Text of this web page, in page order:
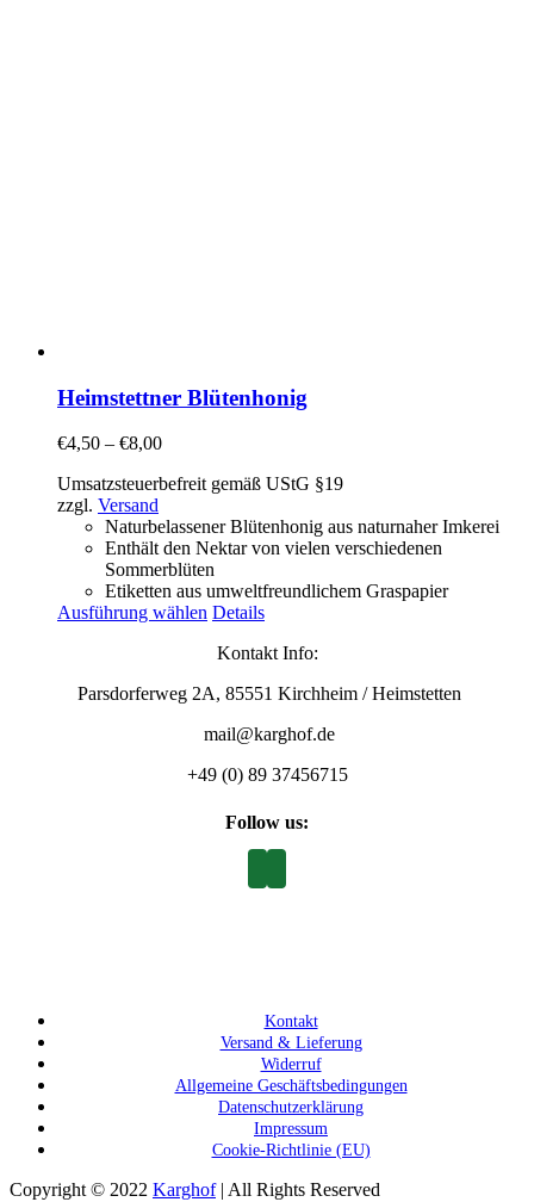
Heimstettner Blütenhonig
€4,50 – €8,00
Umsatzsteuerbefreit gemäß UStG §19
zzgl. Versand
Naturbelassener Blütenhonig aus naturnaher Imkerei
Enthält den Nektar von vielen verschiedenen
Sommerblüten
Etiketten aus umweltfreundlichem Graspapier
Ausführung wählen Details
Kontakt Info:
Parsdorferweg 2A, 85551 Kirchheim / Heimstetten
mail@karghof.de
+49 (0) 89 37456715
Follow us:
Kontakt
Versand & Lieferung
Widerruf
Allgemeine Geschäftsbedingungen
Datenschutzerklärung
Impressum
Cookie-Richtlinie (EU)
Copyright © 2022 Karghof| All Rights Reserved